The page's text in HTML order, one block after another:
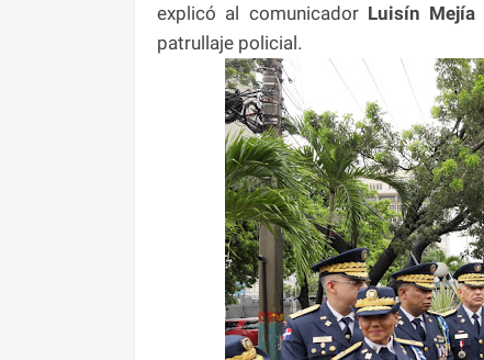
explicó al comunicador Luisín Mejía
patrullaje policial.